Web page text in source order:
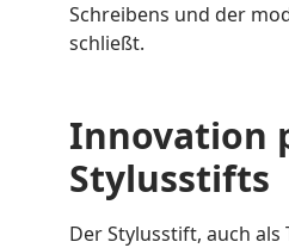
Schreibens und der
schließt.
Innovation
Stylusstifts
Der Stylusstift, auch